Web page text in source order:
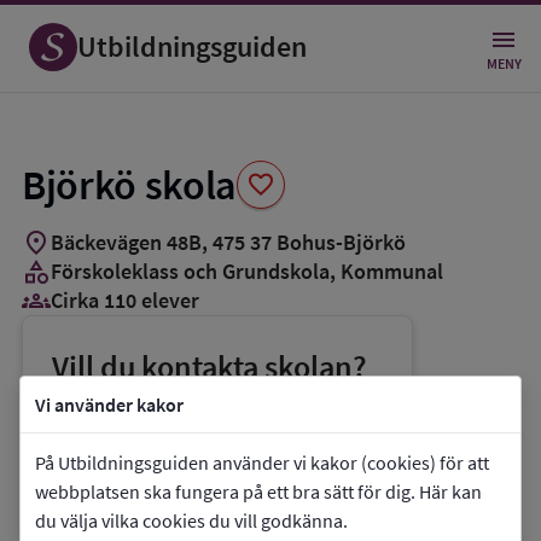
Vi använder kakor
På Utbildningsguiden använder vi kakor (cookies) för att
webbplatsen ska fungera på ett bra sätt för dig. Här kan
du välja vilka cookies du vill godkänna.
Utbildningsguiden MENY
Björkö skola favorite
Spara
som
favorit
location_on Bäckevägen 48B, 475 37 Bohus-Björkö
categoryFörskoleklass och Grundskola, Kommunal
groups_3Cirka 110 elever
Vill du kontakta skolan?
phoneTelefon:031-978960
E-post: linda.hansson@ockero.se
link Webbplats:Björkö skola